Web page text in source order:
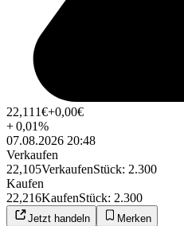
22,111€+0,00€
+0,01%
07.08.2026 20:48
Verkaufen
22,105VerkaufenStück: 2.300
Kaufen
22,216KaufenStück: 2.300
Jetzt handeln Merken